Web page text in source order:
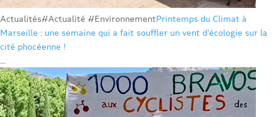
Actualités#Actualité #EnvironnementPrintemps du Climat à
Marseille : une semaine qui a fait souffler un vent d’écologie sur la
cité phocéenne !
...